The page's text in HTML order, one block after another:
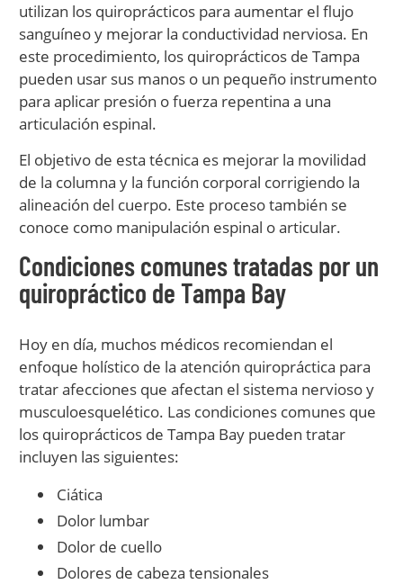
utilizan los quiroprácticos para aumentar el flujo
sanguíneo y mejorar la conductividad nerviosa. En
este procedimiento, los quiroprácticos de Tampa
pueden usar sus manos o un pequeño instrumento
para aplicar presión o fuerza repentina a una
articulación espinal.
El objetivo de esta técnica es mejorar la movilidad
de la columna y la función corporal corrigiendo la
alineación del cuerpo. Este proceso también se
conoce como manipulación espinal o articular.
Condiciones comunes tratadas por un
quiropráctico de Tampa Bay
Hoy en día, muchos médicos recomiendan el
enfoque holístico de la atención quiropráctica para
tratar afecciones que afectan el sistema nervioso y
musculoesquelético. Las condiciones comunes que
los quiroprácticos de Tampa Bay pueden tratar
incluyen las siguientes:
Ciática
Dolor lumbar
Dolor de cuello
Dolores de cabeza tensionales